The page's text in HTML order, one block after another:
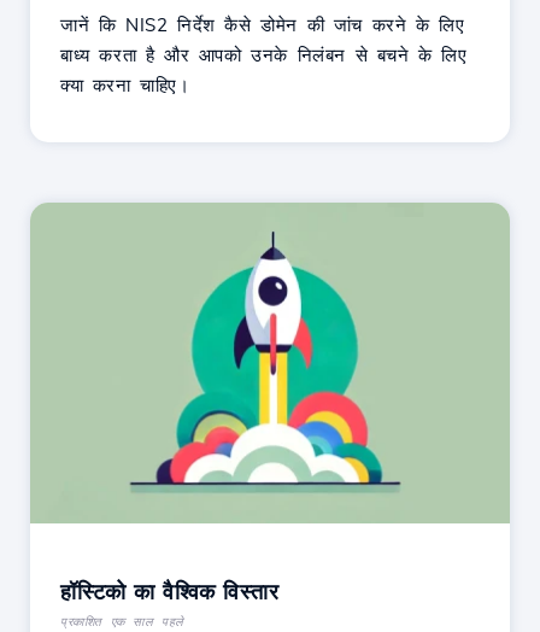
जानें कि NIS2 निर्देश कैसे डोमेन की जांच करने के लिए
बाध्य करता है और आपको उनके निलंबन से बचने के लिए
क्या करना चाहिए।
हॉस्टिको का वैश्विक विस्तार
प्रकाशित एक साल पहले